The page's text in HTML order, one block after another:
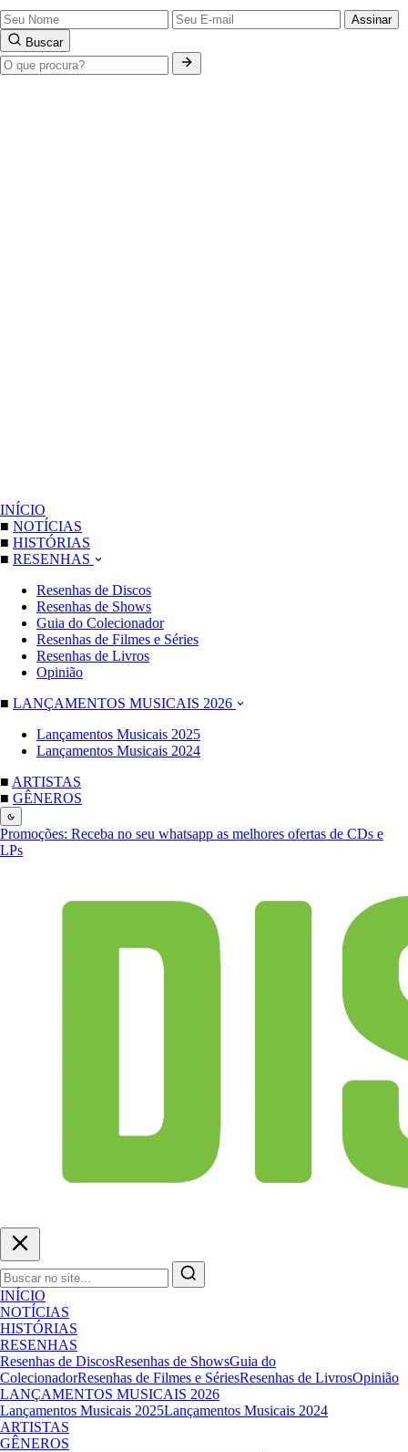
Assinar
Buscar
INÍCIO
■ NOTÍCIAS
■ HISTÓRIAS
■ RESENHAS
Resenhas de Discos
Resenhas de Shows
Guia do Colecionador
Resenhas de Filmes e Séries
Resenhas de Livros
Opinião
■ LANÇAMENTOS MUSICAIS 2026
Lançamentos Musicais 2025
Lançamentos Musicais 2024
■ ARTISTAS
■ GÊNEROS
Promoções: Receba no seu whatsapp as melhores ofertas de CDs e
LPs
INÍCIO
NOTÍCIAS
HISTÓRIAS
RESENHAS
Resenhas de DiscosResenhas de ShowsGuia do
ColecionadorResenhas de Filmes e SériesResenhas de LivrosOpinião
LANÇAMENTOS MUSICAIS 2026
Lançamentos Musicais 2025Lançamentos Musicais 2024
ARTISTAS
GÊNEROS